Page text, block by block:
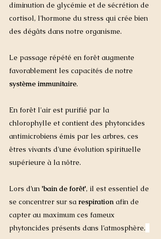
diminution de glycémie et de sécrétion de
cortisol, l'hormone du stress qui crée bien
des dégâts dans notre organisme.
Le passage répété en forêt augmente
favorablement les capacités de notre
système immunitaire.
En forêt l'air est purifié par la
chlorophylle et contient des phytoncides
antimicrobiens émis par les arbres, ces
êtres vivants d'une évolution spirituelle
supérieure à la nôtre.
Lors d’un 'bain de forêt', il est essentiel de
se concentrer sur sa respiration afin de
capter au maximum ces fameux
phytoncides présents dans l’atmosphère.